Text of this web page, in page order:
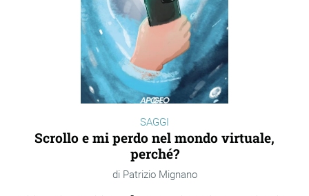
SAGGI
Scrollo e mi perdo nel mondo virtuale,
perché?
Patrizio Mignano